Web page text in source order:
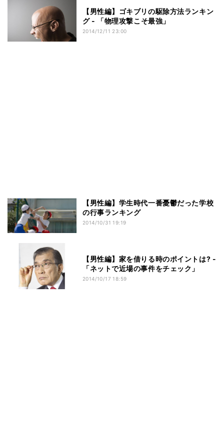
【男性編】ゴキブリの駆除方法ランキン
グ - 「物理攻撃こそ最強」
2014/12/11 23:00
【男性編】学生時代一番憂鬱だった学校
の行事ランキング
2014/10/31 19:19
【男性編】家を借りる時のポイントは? -
「ネットで近場の事件をチェック」
2014/10/17 18:59